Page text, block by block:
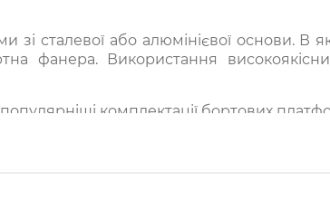
сталевої або алюмінієвої основи. В
фанера. Використання
комплектації бортових